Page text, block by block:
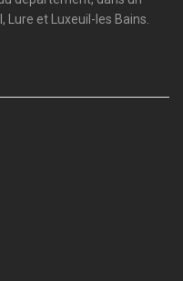
et Luxeuil-les Bains.